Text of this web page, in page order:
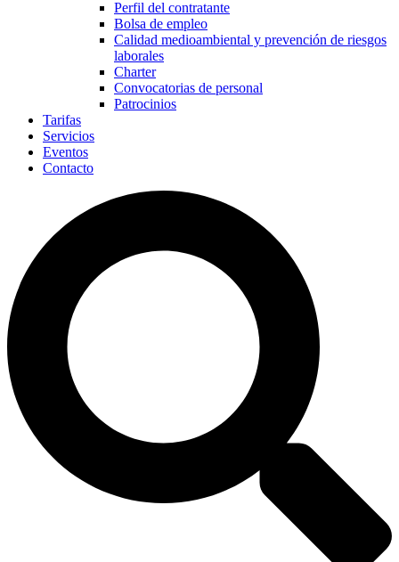
Perfil del contratante
Bolsa de empleo
Calidad medioambiental y prevención de riesgos
laborales
Charter
Convocatorias de personal
Patrocinios
Tarifas
Servicios
Eventos
Contacto